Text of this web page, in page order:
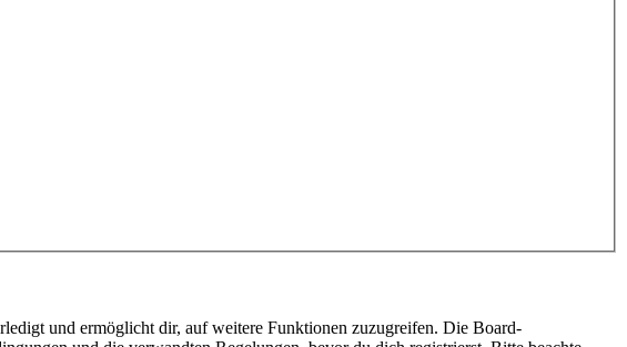
und ermöglicht dir, auf weitere Funktionen zuzugreifen. Die Board-